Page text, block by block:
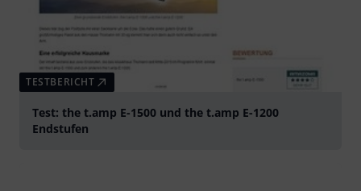
TESTBERICHT
Test: the t.amp E-1500 und the t.amp E-1200
Endstufen